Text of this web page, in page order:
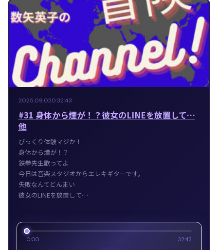
2025.09.020:32:43
#31 身体から煙が！？彼女のLINEを放置して…
他
びっくり体験マジか！
身体から煙が！？
鉄拳先生歌ってよ
今日は音楽スタジオからエレキギターです。
失敗なんてどんまい
彼女のLINEを放置して…
0:00 32:43